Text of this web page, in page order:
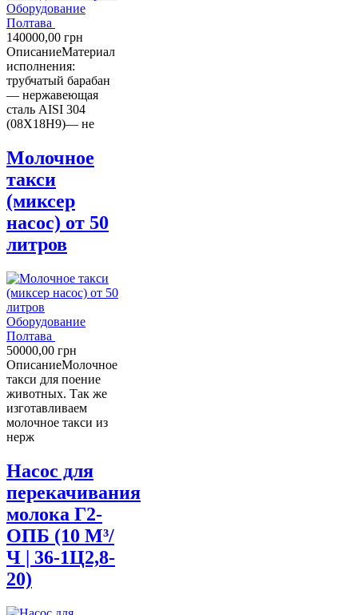
Оборудование
Полтава
140000,00 грн
ОписаниеМатериал
исполнения:
трубчатый барабан
— нержавеющая
сталь AISI 304
(08Х18Н9)— не
Молочное
такси
(миксер
насос) от 50
литров
Оборудование
Полтава
50000,00 грн
ОписаниеМолочное
такси для поение
животных. Так же
изготавливаем
молочное такси из
нерж
Насос для
перекачивания
молока Г2-
ОПБ (10 М³/
Ч | 36-1Ц2,8-
20)